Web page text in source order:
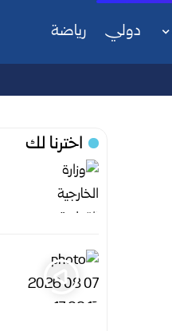
دولي رياضة
اخترنا لك